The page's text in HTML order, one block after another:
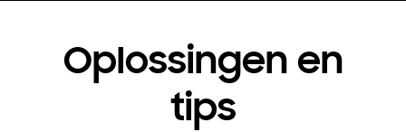
Oplossingen en
tips